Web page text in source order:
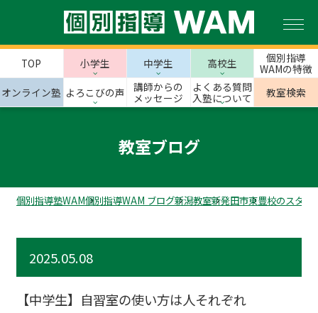
TOP 小学生 中学生 高校生
個別指導
WAMの特徴
オンライン塾 よろこびの声
講師からの
メッセージ
よくある質問
入塾について
教室検索
教室ブログ
個別指導塾WAM個別指導WAM ブログ新潟教室新発田市東豊校のスタッ
2025.05.08
【中学生】自習室の使い方は人それぞれ